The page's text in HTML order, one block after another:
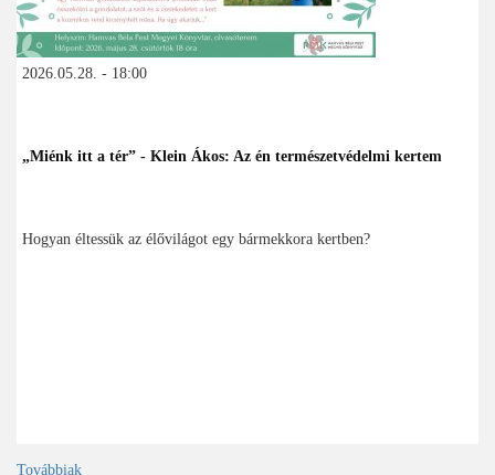
2026.05.28. - 18:00
„Miénk itt a tér” - Klein Ákos: Az én természetvédelmi kertem
Hogyan éltessük az élővilágot egy bármekkora kertben?
Továbbiak